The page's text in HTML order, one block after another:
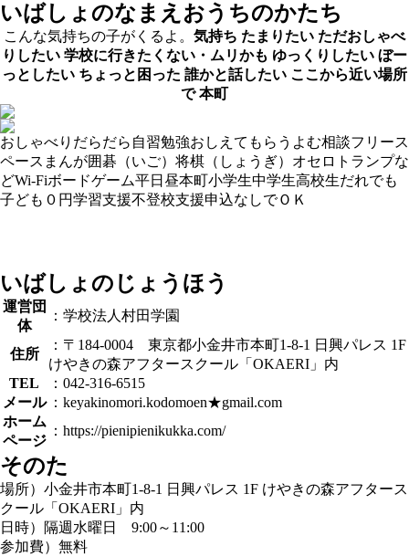
いばしょのなまえ おうちのかたち
こんな気持ちの子がくるよ。 気持ち たまりたい ただおしゃべ
りしたい 学校に行きたくない・ムリかも ゆっくりしたい ぼー
っとしたい ちょっと困った 誰かと話したい ここから近い場所
で 本町
おしゃべり だらだら 自習勉強おしえてもらう よむ相談フリース
ペース まんが囲碁（いご） 将棋（しょうぎ） オセロ トランプな
どWi-Fiボードゲーム平日昼本町小学生中学生高校生だれでも
子ども０円学習支援不登校支援申込なしでＯＫ
いばしょのじょうほう
運営団
体
：学校法人村田学園
住所
：〒184-0004 東京都小金井市本町1-8-1 日興パレス 1F
けやきの森アフタースクール「OKAERI」内
TEL
：042-316-6515
メール ：keyakinomori.kodomoen★gmail.com
ホーム
ページ
：https://pienipienikukka.com/
そのた
場所）小金井市本町1-8-1 日興パレス 1F けやきの森アフタース
クール「OKAERI」内
日時）隔週水曜日 9:00～11:00
参加費）無料